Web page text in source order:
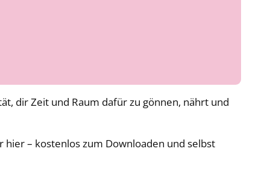
dir Zeit und Raum dafür zu gönnen, nährt und
– kostenlos zum Downloaden und selbst